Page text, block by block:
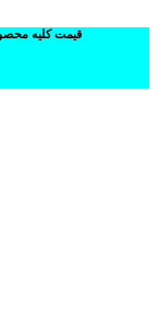
قیمت کلیه